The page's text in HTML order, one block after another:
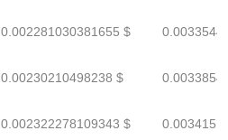
0.002281030381655 $
0.00230210498238 $
0.002322278109343 $